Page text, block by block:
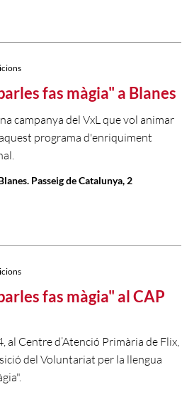
fas màgia" a Blanes
campanya del VxL que vol animar
programa d'enriquiment
Passeig de Catalunya, 2
fas màgia" al CAP
al Centre d’Atenció Primària de Flix,
del Voluntariat per la llengua